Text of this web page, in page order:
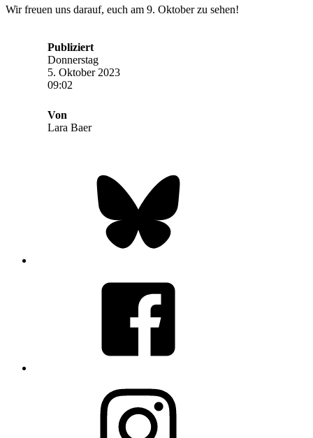
Wir freuen uns darauf, euch am 9. Oktober zu sehen!
Publiziert
Donnerstag
5. Oktober 2023
09:02
Von
Lara Baer